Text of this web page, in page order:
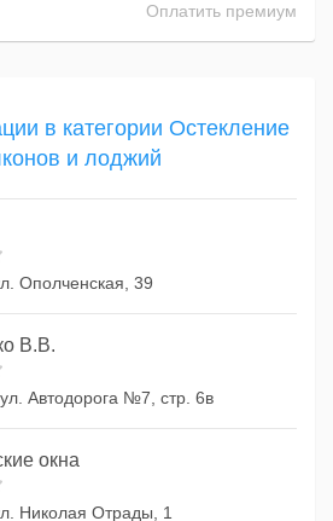
Оплатить премиум
в категории Остекление
и лоджий
Ополченская, 39
В.В.
Автодорога №7, стр. 6в
окна
Николая Отрады, 1